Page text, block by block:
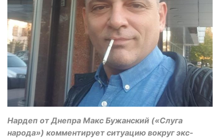
Нардеп от Днепра Макс Бужанский («Слуга
народа») комментирует ситуацию вокруг экс-